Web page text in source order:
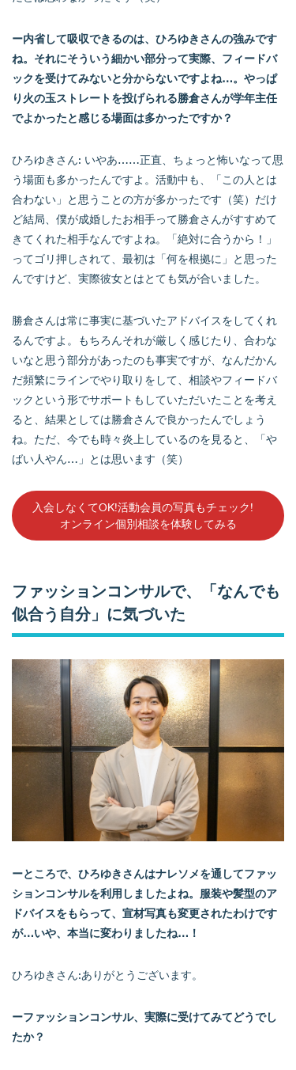
ー内省して吸収できるのは、ひろゆきさんの強みです
ね。それにそういう細かい部分って実際、フィードバ
ックを受けてみないと分からないですよね…。やっぱ
り火の玉ストレートを投げられる勝倉さんが学年主任
でよかったと感じる場面は多かったですか？
ひろゆきさん: いやあ……正直、ちょっと怖いなって思
う場面も多かったんですよ。活動中も、「この人とは
合わない」と思うことの方が多かったです（笑）だけ
ど結局、僕が成婚したお相手って勝倉さんがすすめて
きてくれた相手なんですよね。「絶対に合うから！」
ってゴリ押しされて、最初は「何を根拠に」と思った
んですけど、実際彼女とはとても気が合いました。
勝倉さんは常に事実に基づいたアドバイスをしてくれ
るんですよ。もちろんそれが厳しく感じたり、合わな
いなと思う部分があったのも事実ですが、なんだかん
だ頻繁にラインでやり取りをして、相談やフィードバ
ックという形でサポートもしていただいたことを考え
ると、結果としては勝倉さんで良かったんでしょう
ね。ただ、今でも時々炎上しているのを見ると、「や
ばい人やん…」とは思います（笑）
入会しなくてOK!活動会員の写真もチェック!
オンライン個別相談を体験してみる
ファッションコンサルで、「なんでも
似合う自分」に気づいた
ーところで、ひろゆきさんはナレソメを通してファッ
ションコンサルを利用しましたよね。服装や髪型のア
ドバイスをもらって、宣材写真も変更されたわけです
が…いや、本当に変わりましたね…！
ひろゆきさん:ありがとうございます。
ーファッションコンサル、実際に受けてみてどうでし
たか？